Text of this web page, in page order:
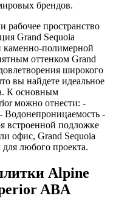
брендов.
рабочее пространство
Grand Sequoia
каменно-полимерной
оттенком Grand
широкого
вы найдете идеальное
К основным
можно отнести: -
Водонепроницаемость -
встроенной подложке
офис, Grand Sequoia
любого проекта.
Alpine
ABA